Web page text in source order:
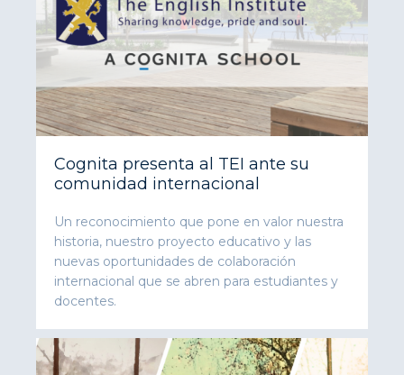
Cognita presenta al TEI ante su
comunidad internacional
Un reconocimiento que pone en valor nuestra
historia, nuestro proyecto educativo y las
nuevas oportunidades de colaboración
internacional que se abren para estudiantes y
docentes.